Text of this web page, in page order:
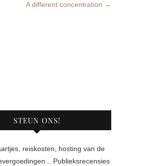
A different concentration →
STEUN ONS!
reiskosten, hosting van de
Publieksrecensies